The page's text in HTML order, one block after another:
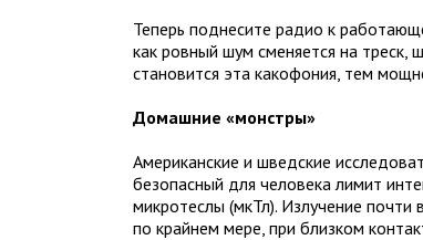
Теперь поднесите радио к
как ровный шум сменяется на треск,
становится эта какофония, тем
Домашние «монстры»
Американские и шведские
безопасный для человека лимит
микротеслы (мкТл). Излучение
по крайнем мере, при близком